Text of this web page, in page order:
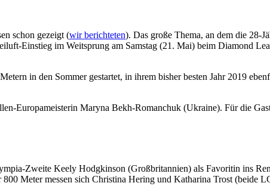
schon gezeigt (wir berichteten). Das große Thema, an dem die 28-
Einstieg im Weitsprung am Samstag (21. Mai) beim Diamond
in den Sommer gestartet, in ihrem bisher besten Jahr 2019
Europameisterin Maryna Bekh-Romanchuk (Ukraine). Für die
Zweite Keely Hodgkinson (Großbritannien) als Favoritin ins
Meter messen sich Christina Hering und Katharina Trost (beide